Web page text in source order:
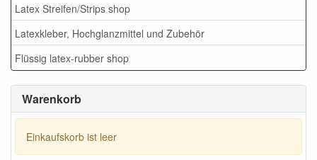
Latex Streifen/Strips shop
Latexkleber, Hochglanzmittel und Zubehör
Flüssig latex-rubber shop
Warenkorb
Einkaufskorb ist leer